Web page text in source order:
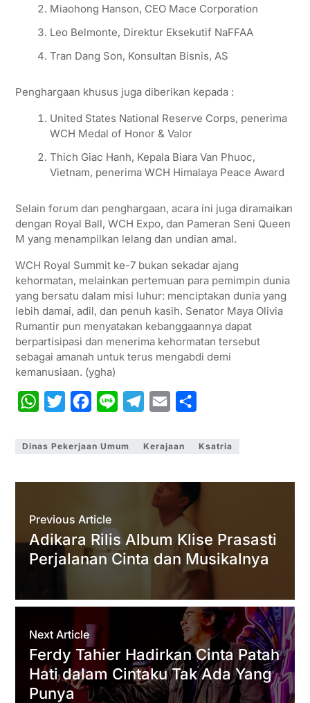
Miaohong Hanson, CEO Mace Corporation
Leo Belmonte, Direktur Eksekutif NaFFAA
Tran Dang Son, Konsultan Bisnis, AS
Penghargaan khusus juga diberikan kepada :
United States National Reserve Corps, penerima
WCH Medal of Honor & Valor
Thich Giac Hanh, Kepala Biara Van Phuoc,
Vietnam, penerima WCH Himalaya Peace Award
Selain forum dan penghargaan, acara ini juga diramaikan
dengan Royal Ball, WCH Expo, dan Pameran Seni Queen
M yang menampilkan lelang dan undian amal.
WCH Royal Summit ke-7 bukan sekadar ajang
kehormatan, melainkan pertemuan para pemimpin dunia
yang bersatu dalam misi luhur: menciptakan dunia yang
lebih damai, adil, dan penuh kasih. Senator Maya Olivia
Rumantir pun menyatakan kebanggaannya dapat
berpartisipasi dan menerima kehormatan tersebut
sebagai amanah untuk terus mengabdi demi
kemanusiaan. (ygha)
W
a
s
p
p
i
t
r
c
b
o
k
n
l
g
m
a
l
a
e
Dinas Pekerjaan Umum Kerajaan Ksatria
Previous Article
Adikara Rilis Album Klise Prasasti
Perjalanan Cinta dan Musikalnya
Next Article
Ferdy Tahier Hadirkan Cinta Patah
Hati dalam Cintaku Tak Ada Yang
Punya